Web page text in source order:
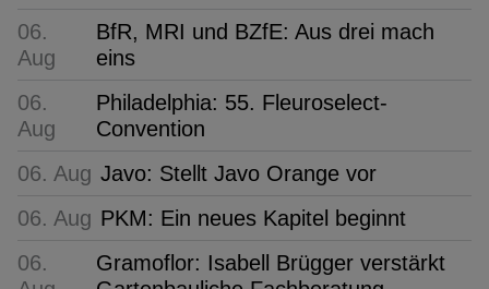
06.
Aug
BfR, MRI und BZfE: Aus drei mach
eins
06.
Aug
Philadelphia: 55. Fleuroselect-
Convention
06. Aug Javo: Stellt Javo Orange vor
06. Aug PKM: Ein neues Kapitel beginnt
06.
Gramoflor: Isabell Brügger verstärkt